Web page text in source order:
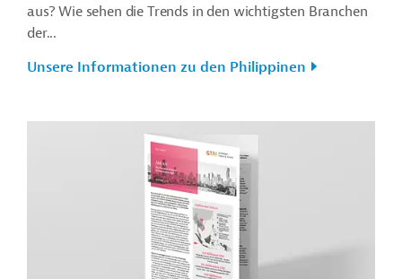
aus? Wie sehen die Trends in den wichtigsten Branchen
der...
Unsere Informationen zu den Philippinen